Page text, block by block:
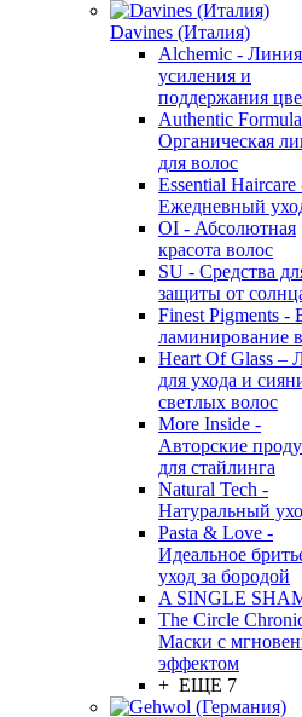
Davines (Италия)
Alchemic -
усиления и
поддержания
Authentic
Органическая
для волос
Essential Haircare
Eжедневный
OI - Абсолютная
красота волос
SU - Средства
защиты от
Finest Pigments -
ламинирование
Heart Of Glass –
для ухода и
светлых волос
More Inside -
Авторские
для стайлинга
Natural Tech -
Натуральный
Pasta & Love -
Идеальное
уход за бородой
A SINGLE
The Circle
Маски с
эффектом
+ ЕЩЕ 7